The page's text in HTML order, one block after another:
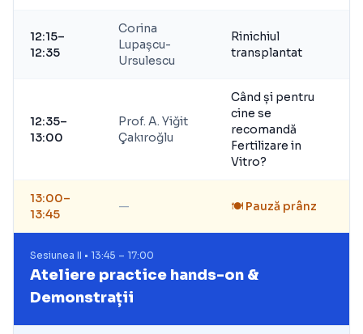
12:15–
12:35
Corina
Lupașcu-
Ursulescu
Rinichiul
transplantat
12:35–
13:00
Prof. A. Yiğit
Çakıroğlu
Când și pentru
cine se
recomandă
Fertilizare in
Vitro?
13:00–
13:45
— 🍽️ Pauză prânz
Sesiunea II • 13:45 – 17:00
Ateliere practice hands-on &
Demonstrații